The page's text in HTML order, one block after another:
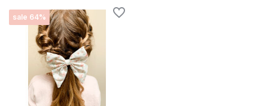
sale 64%